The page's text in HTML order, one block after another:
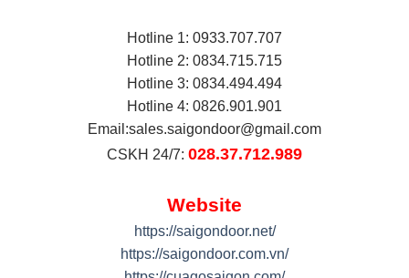
Hotline 1: 0933.707.707
Hotline 2: 0834.715.715
Hotline 3: 0834.494.494
Hotline 4: 0826.901.901
Email:sales.saigondoor@gmail.com
CSKH 24/7: 028.37.712.989
Website
https://saigondoor.net/
https://saigondoor.com.vn/